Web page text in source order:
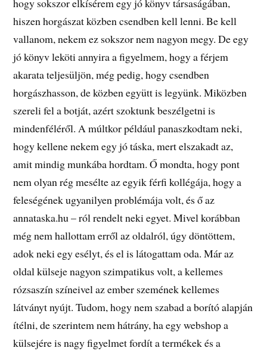
hogy sokszor elkísérem egy jó könyv társaságában,
hiszen horgászat közben csendben kell lenni. Be kell
vallanom, nekem ez sokszor nem nagyon megy. De egy
jó könyv leköti annyira a figyelmem, hogy a férjem
akarata teljesüljön, még pedig, hogy csendben
horgászhasson, de közben együtt is legyünk. Miközben
szereli fel a botját, azért szoktunk beszélgetni is
mindenféléről. A múltkor például panaszkodtam neki,
hogy kellene nekem egy jó táska, mert elszakadt az,
amit mindig munkába hordtam. Ő mondta, hogy pont
nem olyan rég mesélte az egyik férfi kollégája, hogy a
feleségének ugyanilyen problémája volt, és ő az
annataska.hu – ról rendelt neki egyet. Mivel korábban
még nem hallottam erről az oldalról, úgy döntöttem,
adok neki egy esélyt, és el is látogattam oda. Már az
oldal külseje nagyon szimpatikus volt, a kellemes
rózsaszín színeivel az ember szemének kellemes
látványt nyújt. Tudom, hogy nem szabad a borító alapján
ítélni, de szerintem nem hátrány, ha egy webshop a
külsejére is nagy figyelmet fordít a termékek és a